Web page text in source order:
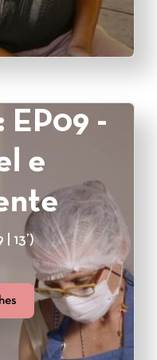
EP09 -
e
13’)